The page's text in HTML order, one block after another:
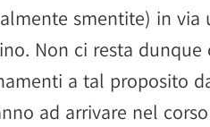
smentite) in
Non ci resta
a tal proposito
ad arrivare nel